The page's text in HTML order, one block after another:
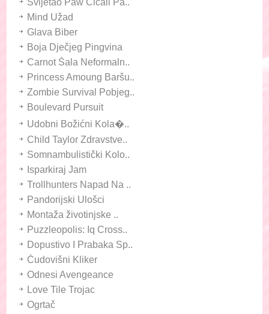
Svijetao Paw Cicali Pa..
Mind Užad
Glava Biber
Boja Dječjeg Pingvina
Carnot Šala Neformaln..
Princess Amoung Baršu..
Zombie Survival Pobjeg..
Boulevard Pursuit
Udobni Božićni Kola�..
Child Taylor Zdravstve..
Somnambulistički Kolo..
Isparkiraj Jam
Trollhunters Napad Na ..
Pandorijski Ulošci
Montaža životinjske ..
Puzzleopolis: Iq Cross..
Dopustivo I Prabaka Sp..
Čudovišni Kliker
Odnesi Avengeance
Love Tile Trojac
Ogrtač